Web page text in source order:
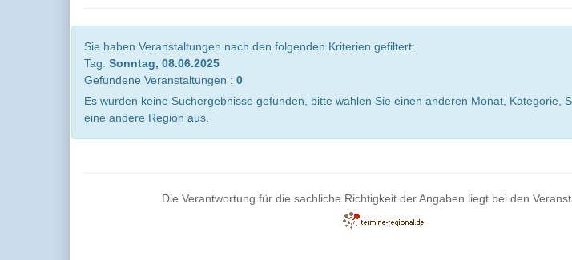
Sie haben Veranstaltungen nach den folgenden Kriterien gefiltert:
Tag: Sonntag, 08.06.2025
Gefundene Veranstaltungen : 0
Es wurden keine Suchergebnisse gefunden, bitte wählen Sie einen anderen Monat, Kategorie,
eine andere Region aus.
Die Verantwortung für die sachliche Richtigkeit der Angaben liegt bei den